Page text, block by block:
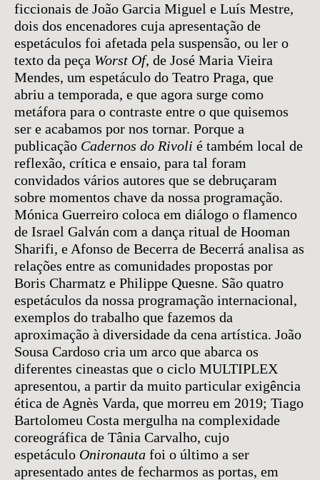
ficcionais de João Garcia Miguel e Luís Mestre,
dois dos encenadores cuja apresentação de
espetáculos foi afetada pela suspensão, ou ler o
texto da peça Worst Of, de José Maria Vieira
Mendes, um espetáculo do Teatro Praga, que
abriu a temporada, e que agora surge como
metáfora para o contraste entre o que quisemos
ser e acabamos por nos tornar. Porque a
publicação Cadernos do Rivoli é também local de
reflexão, crítica e ensaio, para tal foram
convidados vários autores que se debruçaram
sobre momentos chave da nossa programação.
Mónica Guerreiro coloca em diálogo o flamenco
de Israel Galván com a dança ritual de Hooman
Sharifi, e Afonso de Becerra de Becerrá analisa as
relações entre as comunidades propostas por
Boris Charmatz e Philippe Quesne. São quatro
espetáculos da nossa programação internacional,
exemplos do trabalho que fazemos da
aproximação à diversidade da cena artística. João
Sousa Cardoso cria um arco que abarca os
diferentes cineastas que o ciclo MULTIPLEX
apresentou, a partir da muito particular exigência
ética de Agnès Varda, que morreu em 2019; Tiago
Bartolomeu Costa mergulha na complexidade
coreográfica de Tânia Carvalho, cujo
espetáculo Onironauta foi o último a ser
apresentado antes de fecharmos as portas, em